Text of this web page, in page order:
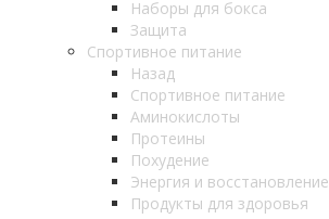
Наборы для бокса
Защита
Спортивное питание
Назад
Спортивное питание
Аминокислоты
Протеины
Похудение
Энергия и восстановление
Продукты для здоровья